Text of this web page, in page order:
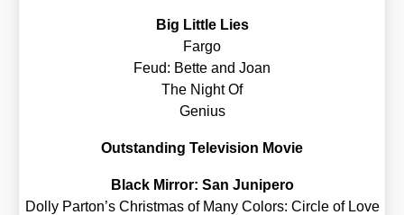
Big Litt­le Lies
Far­go
Feud: Bet­te and Joan
The Night Of
Geni­us
Out­stan­ding Tele­vi­si­on Movie
Black Mir­ror: San Juni­pe­ro
Dol­ly Parton’s Christ­mas of Many Colors: Cir­cle of Love